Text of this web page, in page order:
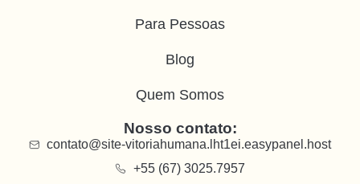
Para Pessoas
Blog
Quem Somos
Nosso contato:
contato@site-vitoriahumana.lht1ei.easypanel.host
+55 (67) 3025.7957